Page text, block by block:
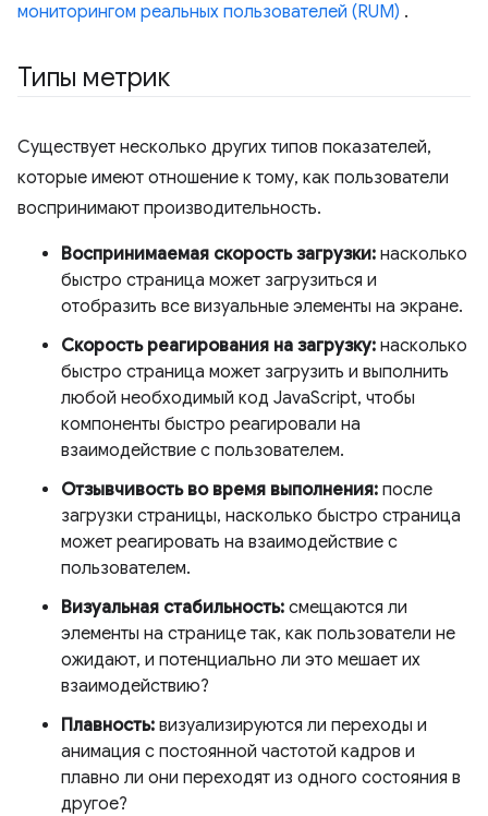
мониторингом реальных пользователей (RUM) .
Типы метрик
Существует несколько других типов показателей,
которые имеют отношение к тому, как пользователи
воспринимают производительность.
Воспринимаемая скорость загрузки: насколько
быстро страница может загрузиться и
отобразить все визуальные элементы на экране.
Скорость реагирования на загрузку: насколько
быстро страница может загрузить и выполнить
любой необходимый код JavaScript, чтобы
компоненты быстро реагировали на
взаимодействие с пользователем.
Отзывчивость во время выполнения: после
загрузки страницы, насколько быстро страница
может реагировать на взаимодействие с
пользователем.
Визуальная стабильность: смещаются ли
элементы на странице так, как пользователи не
ожидают, и потенциально ли это мешает их
взаимодействию?
Плавность: визуализируются ли переходы и
анимация с постоянной частотой кадров и
плавно ли они переходят из одного состояния в
другое?